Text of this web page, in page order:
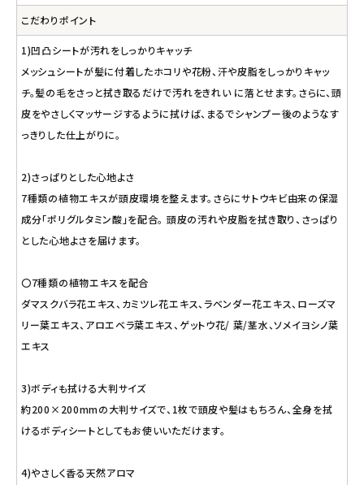
こだわりポイント
1)凹凸シートが汚れをしっかりキャッチ
メッシュシートが髪に付着したホコリや花粉、汗や皮脂をしっかりキャッ
チ。髪の毛をさっと拭き取るだけで汚れをきれい に落とせます。さらに、頭
皮をやさしくマッサージするように拭けば、まるでシャンプー後のようなす
っきりした仕上がりに。
2)さっぱりとした心地よさ
7種類の植物エキスが頭皮環境を整えます。さらにサトウキビ由来の保湿
成分「ポリグルタミン酸」を配合。 頭皮の汚れや皮脂を拭き取り、さっぱり
とした心地よさを届けます。
〇7種類の植物エキスを配合
ダマスクバラ花エキス、カミツレ花エキス、ラベンダー花エキス、ローズマ
リー葉エキス、アロエベラ葉エキス、ゲットウ花/ 葉/茎水、ソメイヨシノ葉
エキス
3)ボディも拭ける大判サイズ
約200×200mmの大判サイズで、1枚で頭皮や髪はもちろん、全身を拭
けるボディシートとしてもお使いいただけます。
4)やさしく香る天然アロマ